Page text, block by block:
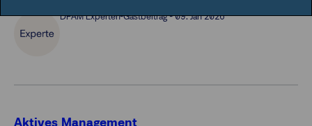
DPAM Experten-Gastbeitrag - 09. Jan 2026
Aktives Management